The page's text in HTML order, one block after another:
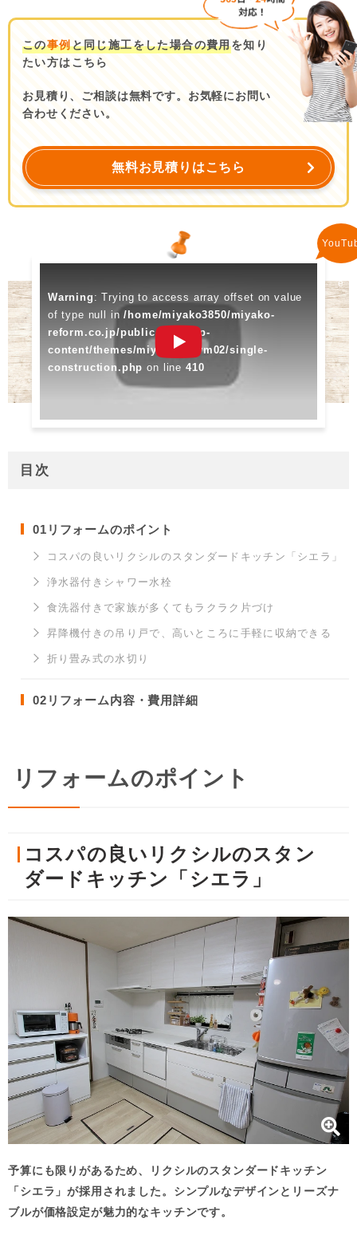
この事例と同じ施工をした場合の費用を知り
たい方はこちら
お見積り、ご相談は無料です。お気軽にお問い
合わせください。
無料お見積りはこちら
e
Warning : Trying to access array offset on value
of type null in/home/miyako3850/miyako-
reform.co.jp/public_html/wp-
content/themes/miyakoreform02/single-
construction.php on line 410
目次
01 リフォームのポイント
コスパの良いリクシルのスタンダードキッチン「シエラ」
浄水器付きシャワー水栓
食洗器付きで家族が多くてもラクラク片づけ
昇降機付きの吊り戸で、高いところに手軽に収納できる
折り畳み式の水切り
02 リフォーム内容・費用詳細
リフォームのポイント
コスパの良いリクシルのスタン
ダードキッチン「シエラ」
予算にも限りがあるため、リクシルのスタンダードキッチン
「シエラ」が採用されました。シンプルなデザインとリーズナ
ブルが価格設定が魅力的なキッチンです。